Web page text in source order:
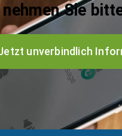
Sie
unverbindlich